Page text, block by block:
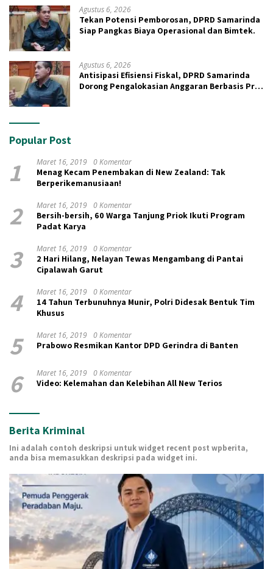
Agustus 6, 2026
Tekan Potensi Pemborosan, DPRD Samarinda
Siap Pangkas Biaya Operasional dan Bimtek.
Agustus 6, 2026
Antisipasi Efisiensi Fiskal, DPRD Samarinda
Dorong Pengalokasian Anggaran Berbasis Pro-
Popular Post
1 Maret 16, 2019 0 Komentar
Menag Kecam Penembakan di New Zealand: Tak
Berperikemanusiaan!
2 Maret 16, 2019 0 Komentar
Bersih-bersih, 60 Warga Tanjung Priok Ikuti Program
Padat Karya
3 Maret 16, 2019 0 Komentar
2 Hari Hilang, Nelayan Tewas Mengambang di Pantai
Cipalawah Garut
4 Maret 16, 2019 0 Komentar
14 Tahun Terbunuhnya Munir, Polri Didesak Bentuk Tim
Khusus
5 Maret 16, 2019 0 Komentar
Prabowo Resmikan Kantor DPD Gerindra di Banten
6 Maret 16, 2019 0 Komentar
Video: Kelemahan dan Kelebihan All New Terios
Berita Kriminal
Ini adalah contoh deskripsi untuk widget recent post wpberita,
anda bisa memasukkan deskripsi pada widget ini.